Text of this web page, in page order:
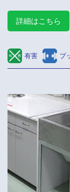
詳細はこちら
有害 プ